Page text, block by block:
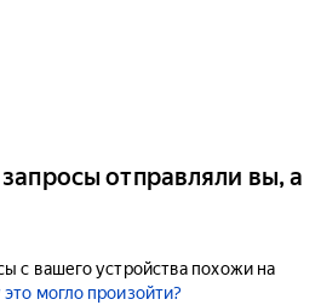
отправляли вы, а
с вашего устройства похожи на
могло произойти?